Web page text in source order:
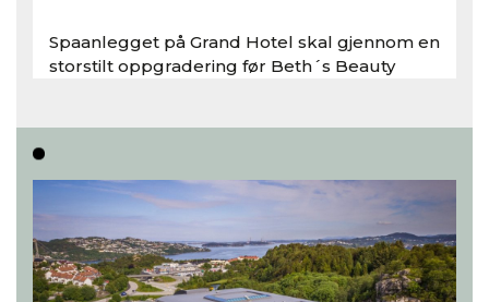
Spaanlegget på Grand Hotel skal gjennom en
storstilt oppgradering før Beth´s Beauty
Les hele artikkelen